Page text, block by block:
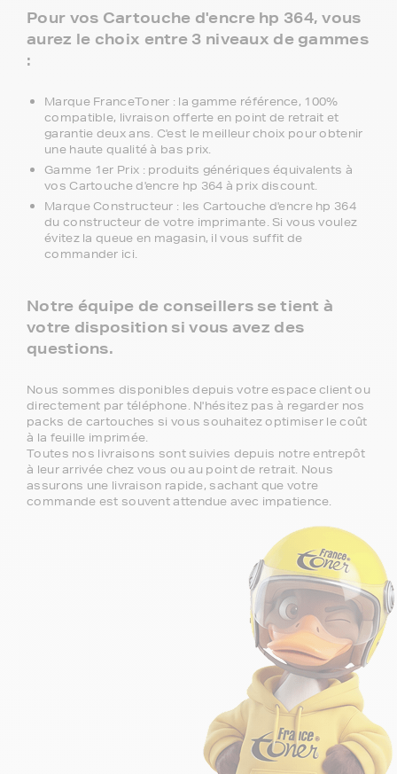
Pour vos Cartouche d'encre hp 364, vous
aurez le choix entre 3 niveaux de gammes
:
Marque FranceToner : la gamme référence, 100%
compatible, livraison offerte en point de retrait et
garantie deux ans. C'est le meilleur choix pour obtenir
une haute qualité à bas prix.
Gamme 1er Prix : produits génériques équivalents à
vos Cartouche d'encre hp 364 à prix discount.
Marque Constructeur : les Cartouche d'encre hp 364
du constructeur de votre imprimante. Si vous voulez
évitez la queue en magasin, il vous suffit de
commander ici.
Notre équipe de conseillers se tient à
votre disposition si vous avez des
questions.
Nous sommes disponibles depuis votre espace client ou
directement par téléphone. N'hésitez pas à regarder nos
packs de cartouches si vous souhaitez optimiser le coût
à la feuille imprimée.
Toutes nos livraisons sont suivies depuis notre entrepôt
à leur arrivée chez vous ou au point de retrait. Nous
assurons une livraison rapide, sachant que votre
commande est souvent attendue avec impatience.